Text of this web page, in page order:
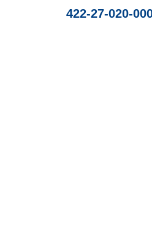
422-27-020-